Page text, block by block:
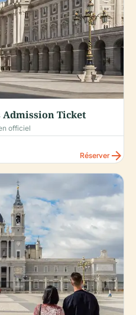
Admission Ticket
officiel
Réserverarrow_forward